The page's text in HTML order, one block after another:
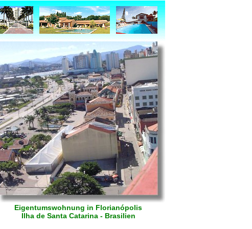
Eigentumswohnung in Florianópolis
Ilha de Santa Catarina - Brasilien